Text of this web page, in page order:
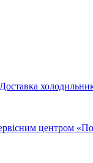
центром